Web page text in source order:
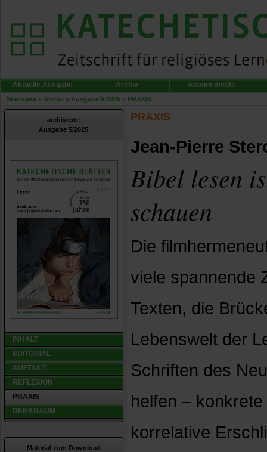
Aktuelle Ausgabe Archiv Abonnements
Startseite » Archiv » Ausgabe 5/2025 » PRAXIS
archivierte
Ausgabe 5/2025
INHALT
EDITORIAL
AUFTAKT
REFLEXION
PRAXIS
DENKRAUM
Material zum Download
PRAXIS
Jean-Pierre
Bibel lesen
schauen
Die
viele spannende
Texten, die
Lebenswelt der
Schriften des
helfen –
korrelative